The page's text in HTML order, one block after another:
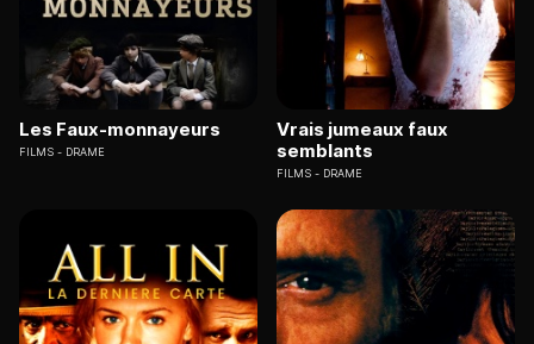
Les Faux-monnayeurs
FILMS DRAME
Vrais jumeaux faux
semblants
FILMS DRAME